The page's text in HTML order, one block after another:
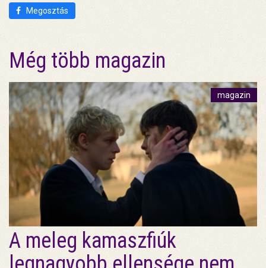
Megosztás
Még több magazin
magazin
A meleg kamaszfiúk